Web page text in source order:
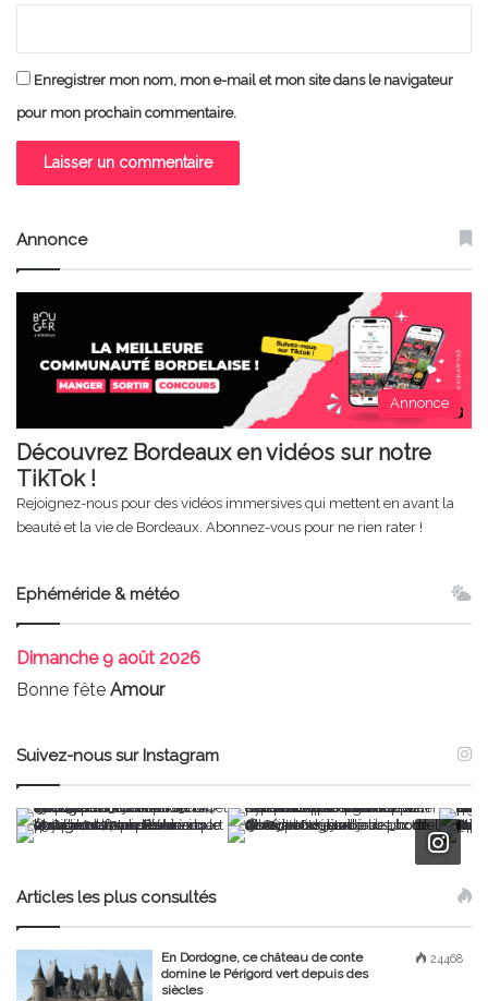
Enregistrer mon nom, mon e-mail et mon site dans le navigateur
pour mon prochain commentaire.
Annonce
Annonce
Découvrez Bordeaux en vidéos sur notre
TikTok !
Rejoignez-nous pour des vidéos immersives qui mettent en avant la
beauté et la vie de Bordeaux. Abonnez-vous pour ne rien rater !
Ephéméride & météo
Dimanche9 août 2026
Bonne fête Amour
Suivez-nous sur Instagram
Articles les plus consultés
24468
En Dordogne, ce château de conte
domine le Périgord vert depuis des
siècles